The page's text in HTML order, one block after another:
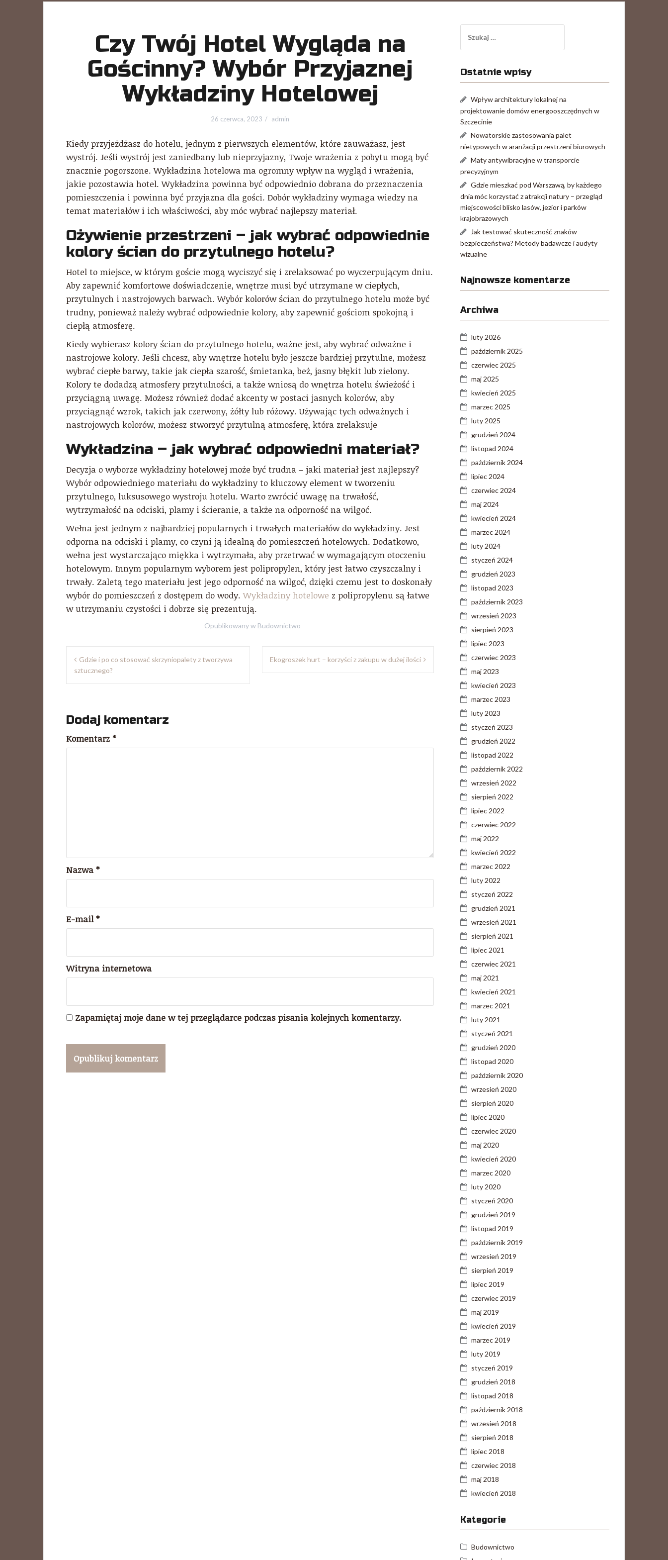
Czy Twój Hotel Wygląda na
Gościnny? Wybór Przyjaznej
Wykładziny Hotelowej
26 czerwca, 2023 admin
Kiedy przyjeżdżasz do hotelu, jednym z pierwszych elementów, które zauważasz, jest
wystrój. Jeśli wystrój jest zaniedbany lub nieprzyjazny, Twoje wrażenia z pobytu mogą być
znacznie pogorszone. Wykładzina hotelowa ma ogromny wpływ na wygląd i wrażenia,
jakie pozostawia hotel. Wykładzina powinna być odpowiednio dobrana do przeznaczenia
pomieszczenia i powinna być przyjazna dla gości. Dobór wykładziny wymaga wiedzy na
temat materiałów i ich właściwości, aby móc wybrać najlepszy materiał.
Ożywienie przestrzeni – jak wybrać odpowiednie
kolory ścian do przytulnego hotelu?
Hotel to miejsce, w którym goście mogą wyciszyć się i zrelaksować po wyczerpującym dniu.
Aby zapewnić komfortowe doświadczenie, wnętrze musi być utrzymane w ciepłych,
przytulnych i nastrojowych barwach. Wybór kolorów ścian do przytulnego hotelu może być
trudny, ponieważ należy wybrać odpowiednie kolory, aby zapewnić gościom spokojną i
ciepłą atmosferę.
Kiedy wybierasz kolory ścian do przytulnego hotelu, ważne jest, aby wybrać odważne i
nastrojowe kolory. Jeśli chcesz, aby wnętrze hotelu było jeszcze bardziej przytulne, możesz
wybrać ciepłe barwy, takie jak ciepła szarość, śmietanka, beż, jasny błękit lub zielony.
Kolory te dodadzą atmosfery przytulności, a także wniosą do wnętrza hotelu świeżość i
przyciągną uwagę. Możesz również dodać akcenty w postaci jasnych kolorów, aby
przyciągnąć wzrok, takich jak czerwony, żółty lub różowy. Używając tych odważnych i
nastrojowych kolorów, możesz stworzyć przytulną atmosferę, która zrelaksuje
Wykładzina – jak wybrać odpowiedni materiał?
Decyzja o wyborze wykładziny hotelowej może być trudna – jaki materiał jest najlepszy?
Wybór odpowiedniego materiału do wykładziny to kluczowy element w tworzeniu
przytulnego, luksusowego wystroju hotelu. Warto zwrócić uwagę na trwałość,
wytrzymałość na odciski, plamy i ścieranie, a także na odporność na wilgoć.
Wełna jest jednym z najbardziej popularnych i trwałych materiałów do wykładziny. Jest
odporna na odciski i plamy, co czyni ją idealną do pomieszczeń hotelowych. Dodatkowo,
wełna jest wystarczająco miękka i wytrzymała, aby przetrwać w wymagającym otoczeniu
hotelowym. Innym popularnym wyborem jest polipropylen, który jest łatwo czyszczalny i
trwały. Zaletą tego materiału jest jego odporność na wilgoć, dzięki czemu jest to doskonały
wybór do pomieszczeń z dostępem do wody.Wykładziny hotelowe z polipropylenu są łatwe
w utrzymaniu czystości i dobrze się prezentują.
Opublikowany w Budownictwo
Nawigacja
wpisu
Gdzie i po co stosować skrzyniopalety z tworzywa
sztucznego?
Ekogroszek hurt – korzyści z zakupu w dużej ilości
Dodaj komentarz
Komentarz *
Nazwa *
E-mail*
Witryna internetowa
Zapamiętaj moje dane w tej przeglądarce podczas pisania kolejnych komentarzy.
Ostatnie wpisy
Wpływ architektury lokalnej na
projektowanie domów energooszczędnych w
Szczecinie
Nowatorskie zastosowania palet
nietypowych w aranżacji przestrzeni biurowych
Maty antywibracyjne w transporcie
precyzyjnym
Gdzie mieszkać pod Warszawą, by każdego
dnia móc korzystać z atrakcji natury – przegląd
miejscowości blisko lasów, jezior i parków
krajobrazowych
Jak testować skuteczność znaków
bezpieczeństwa? Metody badawcze i audyty
wizualne
Najnowsze komentarze
Archiwa
luty 2026
październik 2025
czerwiec 2025
maj 2025
kwiecień 2025
marzec 2025
luty 2025
grudzień 2024
listopad 2024
październik 2024
lipiec 2024
czerwiec 2024
maj 2024
kwiecień 2024
marzec 2024
luty 2024
styczeń 2024
grudzień 2023
listopad 2023
październik 2023
wrzesień 2023
sierpień 2023
lipiec 2023
czerwiec 2023
maj 2023
kwiecień 2023
marzec 2023
luty 2023
styczeń 2023
grudzień 2022
listopad 2022
październik 2022
wrzesień 2022
sierpień 2022
lipiec 2022
czerwiec 2022
maj 2022
kwiecień 2022
marzec 2022
luty 2022
styczeń 2022
grudzień 2021
wrzesień 2021
sierpień 2021
lipiec 2021
czerwiec 2021
maj 2021
kwiecień 2021
marzec 2021
luty 2021
styczeń 2021
grudzień 2020
listopad 2020
październik 2020
wrzesień 2020
sierpień 2020
lipiec 2020
czerwiec 2020
maj 2020
kwiecień 2020
marzec 2020
luty 2020
styczeń 2020
grudzień 2019
listopad 2019
październik 2019
wrzesień 2019
sierpień 2019
lipiec 2019
czerwiec 2019
maj 2019
kwiecień 2019
marzec 2019
luty 2019
styczeń 2019
grudzień 2018
listopad 2018
październik 2018
wrzesień 2018
sierpień 2018
lipiec 2018
czerwiec 2018
maj 2018
kwiecień 2018
Kategorie
Budownictwo